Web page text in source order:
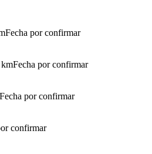
Fecha por confirmar
kmFecha por confirmar
Fecha por confirmar
confirmar